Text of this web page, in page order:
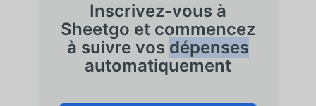
Inscrivez-vous à
Sheetgo et commencez
à suivre vos dépenses
automatiquement